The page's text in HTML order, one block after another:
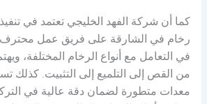
كما أن شركة الفهد الخليجي تعتمد في
رخام في الشارقة على فريق عمل محترف
في التعامل مع أنواع الرخام المختلفة،
من القص إلى التلميع إلى التثبيت. كذلك
معدات متطورة لضمان دقة عالية في